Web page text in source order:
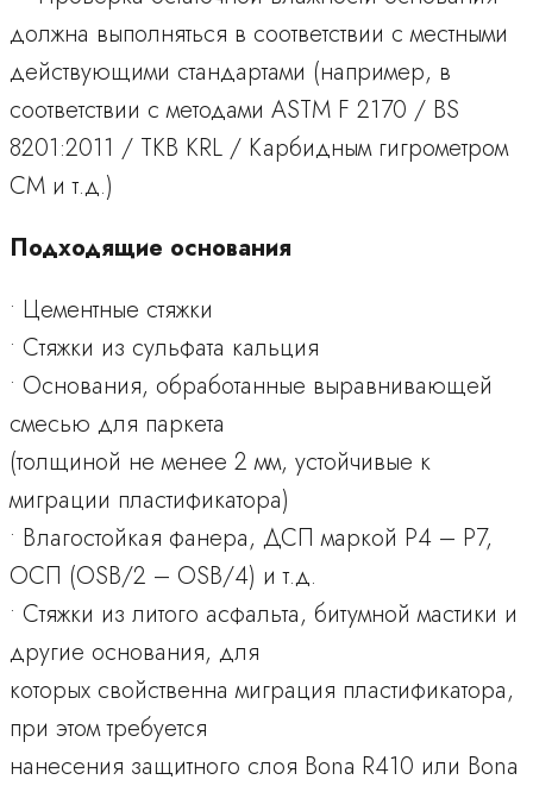
должна выполняться в соответствии с местными
действующими стандартами (например, в
соответствии с методами ASTM F 2170 / BS
8201:2011 / TKB KRL / Карбидным гигрометром
CM и т.д.)
Подходящие основания
• Цементные стяжки
• Стяжки из сульфата кальция
• Основания, обработанные выравнивающей
смесью для паркета
(толщиной не менее 2 мм, устойчивые к
миграции пластификатора)
• Влагостойкая фанера, ДСП маркой Р4 – Р7,
ОСП (OSB/2 – OSB/4) и т.д.
• Стяжки из литого асфальта, битумной мастики и
другие основания, для
которых свойственна миграция пластификатора,
при этом требуется
нанесения защитного слоя Bona R410 или Bona